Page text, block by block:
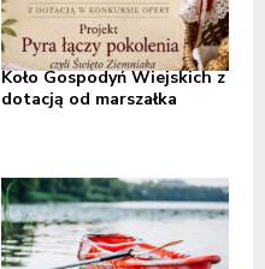
Koło Gospodyń Wiejskich z
dotacją od marszałka